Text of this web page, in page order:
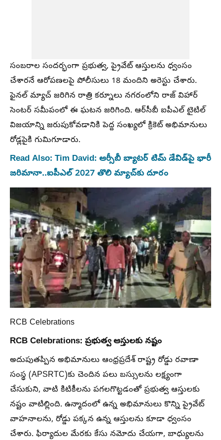
సంబరాల సందర్భంగా ప్రభుత్వ, ప్రైవేట్ ఆస్తులను ధ్వంసం
చేశారనే ఆరోపణలపై పోలీసులు 18 మందిని అరెస్టు చేశారు.
ఫైనల్ మ్యాచ్ జరిగిన రాత్రి కర్నూలు నగరంలోని రాజ్ విహార్
సెంటర్ సమీపంలో ఈ ఘటన జరిగింది. ఆర్‌సీబీ ఐపీఎల్ టైటిల్
విజయాన్ని జరుపుకోవడానికి పెద్ద సంఖ్యలో క్రికెట్ అభిమానులు
రోడ్లపైకి గుమిగూడారు.
Read Also: Tim David: ఆర్సీబీ బ్యాటర్ టిమ్ డేవిడ్‌పై భారీ
జరిమానా..ఐపీఎల్ 2027 తొలి మ్యాచ్‌కు దూరం
RCB Celebrations
RCB Celebrations: ప్రభుత్వ ఆస్తులకు నష్టం
అదుపుతప్పిన అభిమానులు ఆంధ్రప్రదేశ్ రాష్ట్ర రోడ్డు రవాణా
సంస్థ (APSRTC)కు చెందిన పలు బస్సులను లక్ష్యంగా
చేసుకుని, వాటి కిటికీలను పగలగొట్టడంతో ప్రభుత్వ ఆస్తులకు
నష్టం వాటిల్లింది. ఉన్మాదంలో ఉన్న అభిమానులు కొన్ని ప్రైవేట్
వాహనాలను, రోడ్డు పక్కన ఉన్న ఆస్తులను కూడా ధ్వంసం
చేశారు. ఫిర్యాదుల మేరకు కేసు నమోదు చేయగా, బాధ్యులను